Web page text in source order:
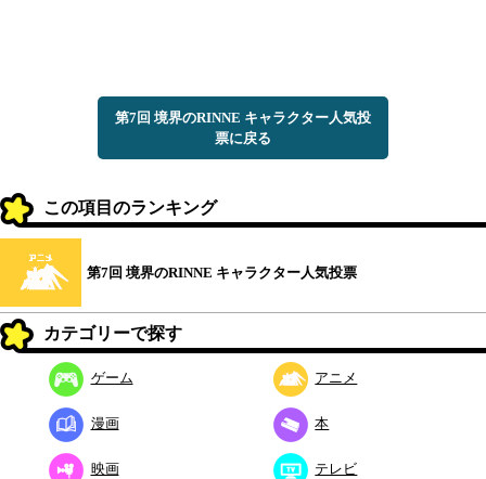
第7回 境界のRINNE キャラクター人気投
票に戻る
この項目のランキング
第7回 境界のRINNE キャラクター人気投票
カテゴリーで探す
ゲーム アニメ
漫画 本
映画 テレビ